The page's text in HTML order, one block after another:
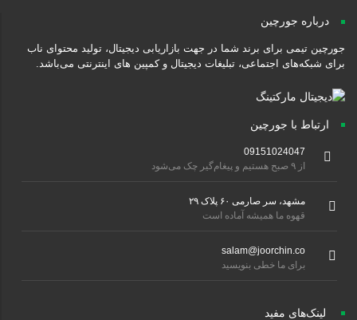
درباره جورچین
جورچین تیمی برای برند شما در جهت بازاریابی دیجیتال، تولید محتوای ناب
برای شبکه‌های اجتماعی، تبلیغات دیجیتال و کمپین های اینترنتی می‌باشد.
ارتباط با جورچین
09151024047
مشهد، سر صارمی ۶۰ پلاک ۲۹
قهوه ما همیشه آماده است
salam@joorchin.co
برای ما خطی بنویسید
لینک‌های مفید